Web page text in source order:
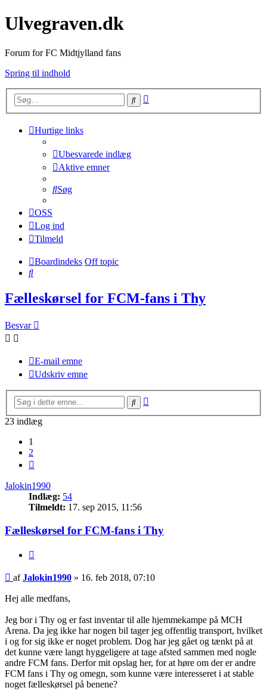
Ulvegraven.dk
Forum for FC Midtjylland fans
Spring til indhold
Søg
Hurtige links
Ubesvarede indlæg
Aktive emner
Søg
OSS
Log ind
Tilmeld
Boardindeks Off topic
Søg
Fælleskørsel for FCM-fans i Thy
Besvar
E-mail emne
Udskriv emne
Søg
23 indlæg
1
2
Jalokin1990
Indlæg: 54
Tilmeldt: 17. sep 2015, 11:56
Fælleskørsel for FCM-fans i Thy
Indlæg
afJalokin1990 » 16. feb 2018, 07:10
Hej alle medfans,
Jeg bor i Thy og er fast inventar til alle hjemmekampe på MCH
Arena. Da jeg ikke har nogen bil tager jeg offentlig transport, hvilket
i og for sig ikke er noget problem. Dog har jeg gået og tænkt på at
det kunne være langt hyggeligere at tage afsted sammen med nogle
andre FCM fans. Derfor mit opslag her, for at høre om der er andre
FCM fans i Thy og omegn, som kunne være interesseret i at stable
noget fælleskørsel på benene?